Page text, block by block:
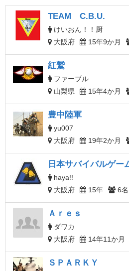
TEAM C.B.U.
けいおん！！厨
大阪府
15年9か月
紅鷲
ファーブル
山梨県
15年4か月
豊中陸軍
yu007
大阪府
19年2か月
日本サバイバルゲー
haya!!
大阪府
15年 6名
Ａｒｅｓ
ダワカ
大阪府
14年11か月
ＳＰＡＲＫＹ